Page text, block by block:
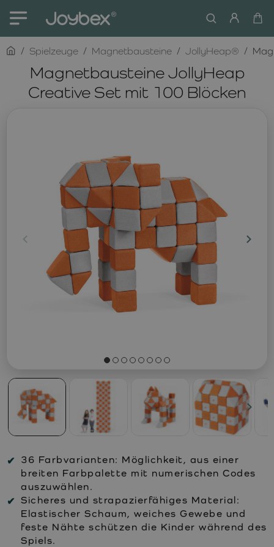
Magnetbausteine JollyHeap
Creative Set mit 100 Blöcken
homeSpielzeuge Magnetbausteine JollyHeap®
36 Farbvarianten: Möglichkeit, aus einer
breiten Farbpalette mit numerischen Codes
auszuwählen.
Sicheres und strapazierfähiges Material:
Elastischer Schaum, weiches Gewebe und
feste Nähte schützen die Kinder während des
Spiels.